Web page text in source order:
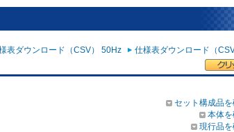
表ダウンロード（CSV） 50Hz 仕様表ダウンロード（
セット構成品
本体
現行品